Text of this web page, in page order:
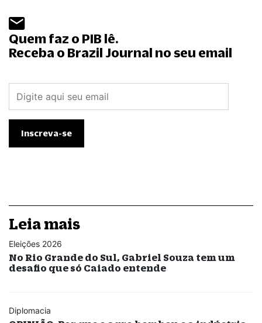
Quem faz o PIB lê.
Receba o Brazil Journal no seu email
Leia mais
Eleições 2026
No Rio Grande do Sul, Gabriel Souza tem um
desafio que só Caiado entende
Diplomacia